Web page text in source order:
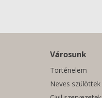
Városunk
Történelem
Neves szülöttek